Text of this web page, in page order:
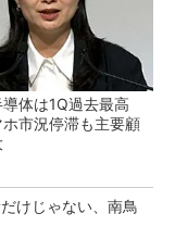
導体は1Q過去最高
市況停滞も主要顧
けじゃない、南鳥